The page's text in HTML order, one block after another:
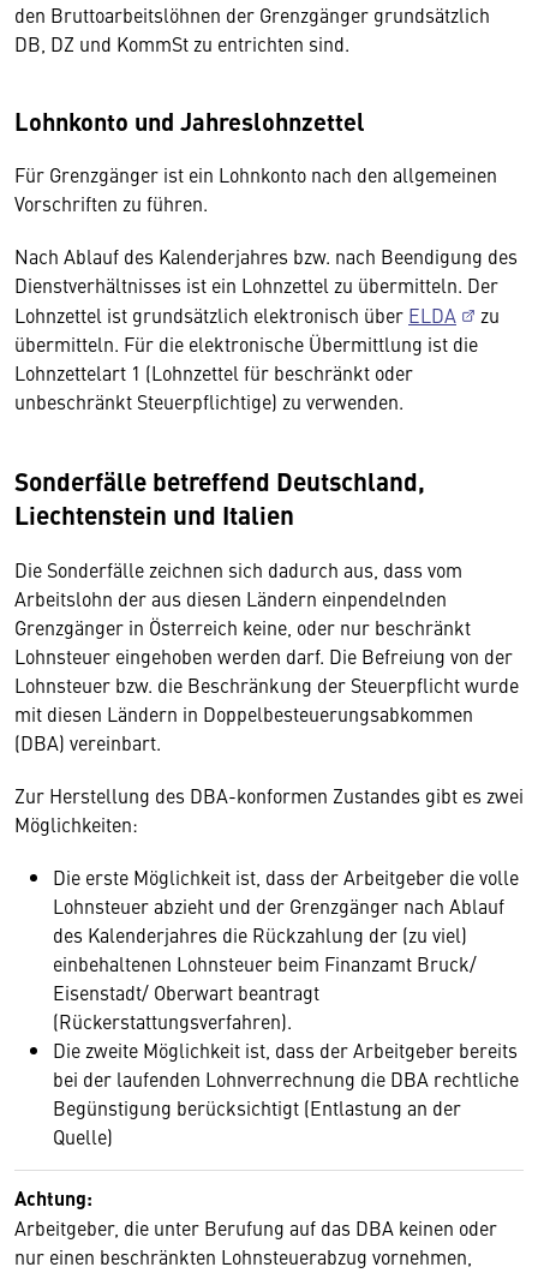
den Bruttoarbeitslöhnen der Grenzgänger grundsätzlich
DB, DZ und KommSt zu entrichten sind.
Lohnkonto und Jahreslohnzettel
Für Grenzgänger ist ein Lohnkonto nach den allgemeinen
Vorschriften zu führen.
Nach Ablauf des Kalenderjahres bzw. nach Beendigung des
Dienstverhältnisses ist ein Lohnzettel zu übermitteln. Der
Lohnzettel ist grundsätzlich elektronisch über ELDA
zu
übermitteln. Für die elektronische Übermittlung ist die
Lohnzettelart 1 (Lohnzettel für beschränkt oder
unbeschränkt Steuerpflichtige) zu verwenden.
Sonderfälle betreffend Deutschland,
Liechtenstein und Italien
Die Sonderfälle zeichnen sich dadurch aus, dass vom
Arbeitslohn der aus diesen Ländern einpendelnden
Grenzgänger in Österreich keine, oder nur beschränkt
Lohnsteuer eingehoben werden darf. Die Befreiung von der
Lohnsteuer bzw. die Beschränkung der Steuerpflicht wurde
mit diesen Ländern in Doppelbesteuerungsabkommen
(DBA) vereinbart.
Zur Herstellung des DBA-konformen Zustandes gibt es zwei
Möglichkeiten:
Die erste Möglichkeit ist, dass der Arbeitgeber die volle
Lohnsteuer abzieht und der Grenzgänger nach Ablauf
des Kalenderjahres die Rückzahlung der (zu viel)
einbehaltenen Lohnsteuer beim Finanzamt Bruck/
Eisenstadt/ Oberwart beantragt
(Rückerstattungsverfahren).
Die zweite Möglichkeit ist, dass der Arbeitgeber bereits
bei der laufenden Lohnverrechnung die DBA rechtliche
Begünstigung berücksichtigt (Entlastung an der
Quelle)
Achtung:
Arbeitgeber, die unter Berufung auf das DBA keinen oder
nur einen beschränkten Lohnsteuerabzug vornehmen,